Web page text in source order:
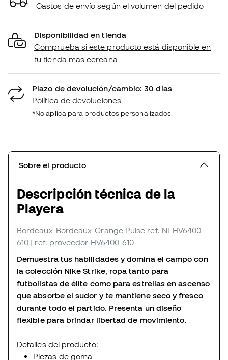
Gastos de envío según el volumen del pedido
Disponibilidad en tienda
Comprueba si este producto está disponible en
tu tienda más cercana
Plazo de devolución/cambio: 30 días
Política de devoluciones
*No aplica para productos personalizados.
Sobre el producto
Descripción técnica de la
Playera
Bordeaux-Bordeaux-Orange Pulse ref. NI_HV6400-
610 | ref. proveedor HV6400-610
Demuestra tus habilidades y domina el campo con
la colección Nike Strike, ropa tanto para
futbolistas de élite como para estrellas en ascenso
que absorbe el sudor y te mantiene seco y fresco
durante todo el partido. Presenta un diseño
flexible para brindar libertad de movimiento.
Detalles del producto:
Piezas de goma